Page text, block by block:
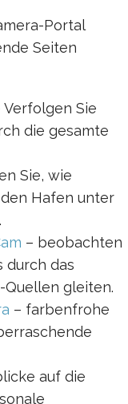
Portal
Seiten
Verfolgen Sie
die gesamte
Sie, wie
Hafen unter
– beobachten
durch das
Quellen gleiten.
– farbenfrohe
auf die